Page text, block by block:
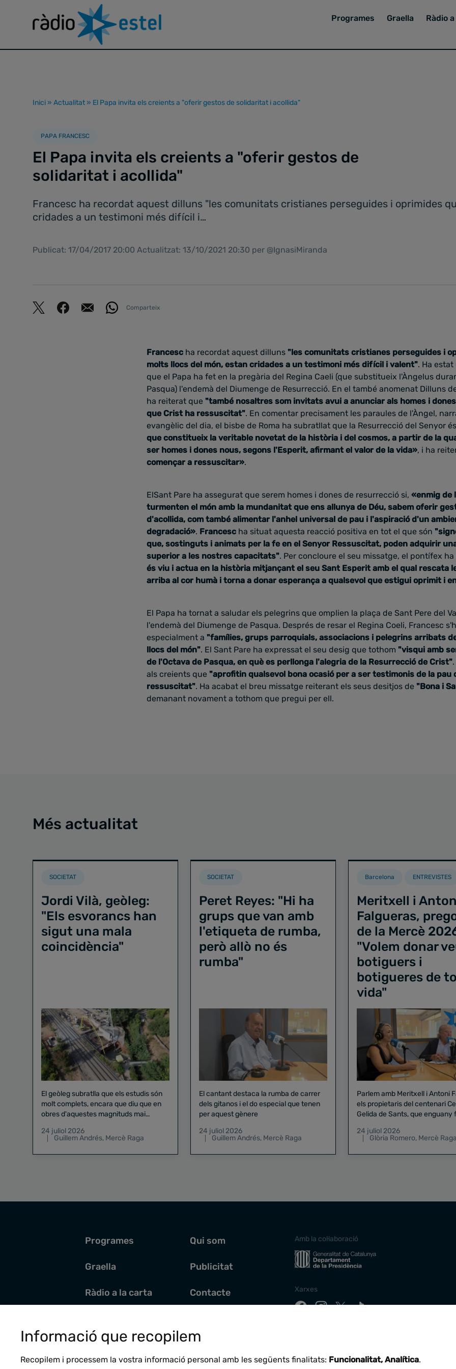
Programes Graella Ràdio
Inici » Actualitat » El Papa invita els creients a "oferir gestos de solidaritat i acollida"
PAPA FRANCESC
El Papa invita els creients a "oferir gestos de
solidaritat i acollida"
Francesc ha recordat aquest dilluns "les comunitats cristianes perseguides i oprimides
cridades a un testimoni més difícil i…
Publicat: 17/04/2017 20:00 Actualitzat: 13/10/2021 20:30 per @IgnasiMiranda
Comparteix
Francesc ha recordat aquest dilluns "les comunitats cristianes perseguides i
molts llocs del món, estan cridades a un testimoni més difícil i valent". Ha
que el Papa ha fet en la pregària del Regina Caeli (que substitueix l'Àngelus
Pasqua) l'endemà del Diumenge de Resurrecció. En el també anomenat Dilluns
ha reiterat que "també nosaltres som invitats avui a anunciar als homes i
que Crist ha ressuscitat". En comentar precisament les paraules de l'Àngel,
evangèlic del dia, el bisbe de Roma ha subratllat que la Resurrecció del Senyor és
que constitueix la veritable novetat de la història i del cosmos, a partir de la
ser homes i dones nous, segons l'Esperit, afirmant el valor de la vida», i ha
començar a ressuscitar».
ElSant Pare ha assegurat que serem homes i dones de resurrecció si, «enmig de
turmenten el món amb la mundanitat que ens allunya de Déu, sabem oferir
d'acollida, com també alimentar l'anhel universal de pau i l'aspiració d'un
degradació». Francesc ha situat aquesta reacció positiva en tot el que són "s
que, sostinguts i animats per la fe en el Senyor Ressuscitat, poden adquirir
superior a les nostres capacitats". Per concloure el seu missatge, el pontífex
és viu i actua en la història mitjançant el seu Sant Esperit amb el qual rescata
arriba al cor humà i torna a donar esperança a qualsevol que estigui oprimit i
El Papa ha tornat a saludar els pelegrins que omplien la plaça de Sant Pere del
l'endemà del Diumenge de Pasqua. Després de resar el Regina Coeli, Francesc
especialment a "famílies, grups parroquials, associacions i pelegrins arribats
llocs del món". El Sant Pare ha expressat el seu desig que tothom "visqui amb
de l'Octava de Pasqua, en què es perllonga l'alegria de la Resurrecció de Crist"
als creients que "aprofitin qualsevol bona ocasió per a ser testimonis de la pau
ressuscitat". Ha acabat el breu missatge reiterant els seus desitjos de "Bona i
demanant novament a tothom que pregui per ell.
Més actualitat
SOCIETAT
Jordi Vilà, geòleg:
"Els esvorancs han
sigut una mala
coincidència"
El geòleg subratlla que els estudis són
molt complets, encara que diu que en
obres d'aquestes magnituds mai
24 juliol 2026
Guillem Andrés, Mercè Raga
SOCIETAT
Peret Reyes: "Hi ha
grups que van amb
l'etiqueta de rumba,
però allò no és
rumba"
El cantant destaca la rumba de carrer
dels gitanos i el do especial que tenen
per aquest gènere
24 juliol 2026
Guillem Andrés, Mercè Raga
Barcelona ENTREVISTES
Meritxell i
Falgueras,
de la Mercè
"Volem donar
botiguers i
botigueres de
vida"
Parlem amb Meritxell i Antoni
els propietaris del centenari Celler
Gelida de Sants, que enguany
24 juliol 2026
Glòria Romero, Mercè Raga
Programes
Graella
Ràdio a la carta
Actualitat
Qui som
Publicitat
Contacte
Amb la col·laboració
Xarxes
Informació que recopilem
Recopilem i processem la vostra informació personal amb les següents finalitats: Funcionalitat, Analítica.